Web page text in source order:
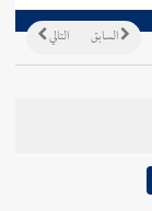
التالي السابق